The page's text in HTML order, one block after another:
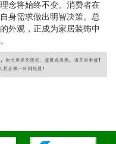
念将始终不变。消费者在
身需求做出明智决策。总
外观，正成为家居装饰中